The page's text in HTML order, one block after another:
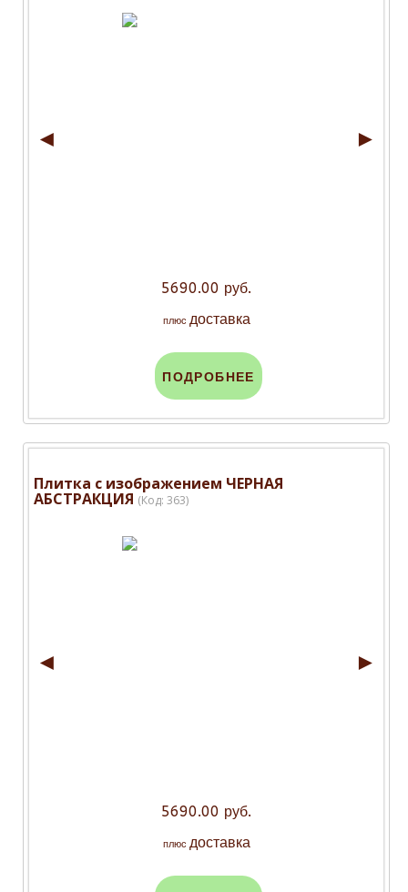
◄ ►
5690.00 руб.
плюс доставка
ПОДРОБНЕЕ
Плитка с изображением ЧЕРНАЯ
АБСТРАКЦИЯ (Код: 363)
◄ ►
5690.00 руб.
плюс доставка